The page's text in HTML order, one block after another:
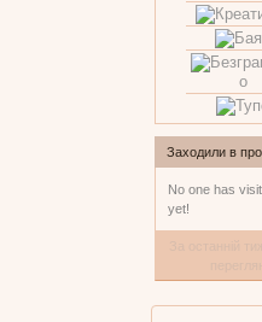
Заходили в
No one has
yet!